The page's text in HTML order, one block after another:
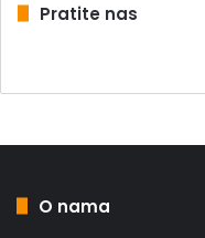
Pratite nas
O nama